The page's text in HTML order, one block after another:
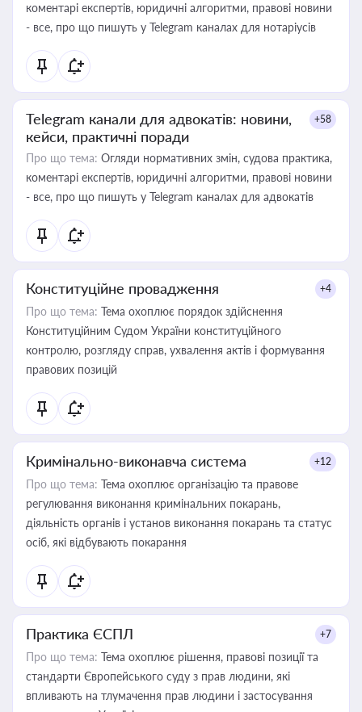
коментарі експертів, юридичні алгоритми, правові новини
- все, про що пишуть у Telegram каналах для нотаріусів
Telegram канали для адвокатів: новини,
кейси, практичні поради
+58
Про що тема: Огляди нормативних змін, судова практика,
коментарі експертів, юридичні алгоритми, правові новини
- все, про що пишуть у Telegram каналах для адвокатів
Конституційне провадження +4
Про що тема: Тема охоплює порядок здійснення
Конституційним Судом України конституційного
контролю, розгляду справ, ухвалення актів і формування
правових позицій
Кримінально-виконавча система +12
Про що тема: Тема охоплює організацію та правове
регулювання виконання кримінальних покарань,
діяльність органів і установ виконання покарань та статус
осіб, які відбувають покарання
Практика ЄСПЛ +7
Про що тема: Тема охоплює рішення, правові позиції та
стандарти Європейського суду з прав людини, які
впливають на тлумачення прав людини і застосування